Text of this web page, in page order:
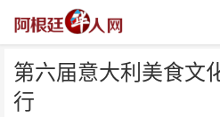
第六届意大利美食文
行